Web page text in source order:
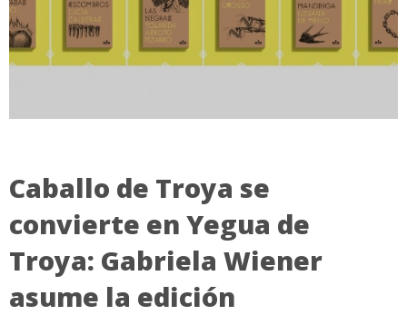
Caballo de Troya se
convierte en Yegua de
Troya: Gabriela Wiener
asume la edición